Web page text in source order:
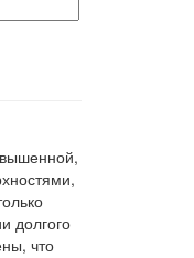
долгого
что